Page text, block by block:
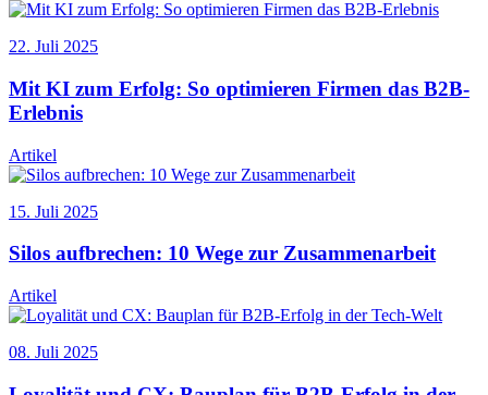
22. Juli 2025
Mit KI zum Erfolg: So optimieren Firmen das B2B-
Erlebnis
Artikel
15. Juli 2025
Silos aufbrechen: 10 Wege zur Zusammenarbeit
Artikel
08. Juli 2025